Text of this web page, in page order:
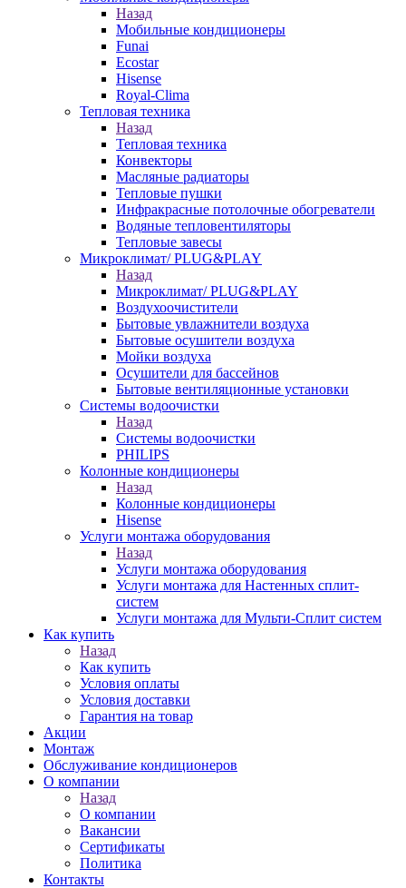
Назад
Мобильные кондиционеры
Funai
Ecostar
Hisense
Royal-Clima
Тепловая техника
Назад
Тепловая техника
Конвекторы
Масляные радиаторы
Тепловые пушки
Инфракрасные потолочные обогреватели
Водяные тепловентиляторы
Тепловые завесы
Микроклимат/ PLUG&PLAY
Назад
Микроклимат/ PLUG&PLAY
Воздухоочистители
Бытовые увлажнители воздуха
Бытовые осушители воздуха
Мойки воздуха
Осушители для бассейнов
Бытовые вентиляционные установки
Системы водоочистки
Назад
Системы водоочистки
PHILIPS
Колонные кондиционеры
Назад
Колонные кондиционеры
Hisense
Услуги монтажа оборудования
Назад
Услуги монтажа оборудования
Услуги монтажа для Настенных сплит-
систем
Услуги монтажа для Мульти-Сплит систем
Как купить
Назад
Как купить
Условия оплаты
Условия доставки
Гарантия на товар
Акции
Монтаж
Обслуживание кондиционеров
О компании
Назад
О компании
Вакансии
Сертификаты
Политика
Контакты